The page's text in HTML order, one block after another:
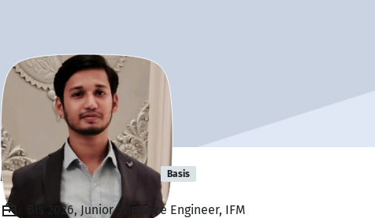
Musab Inamdar Basis
Bis 2026, Junior Software Engineer, IFM